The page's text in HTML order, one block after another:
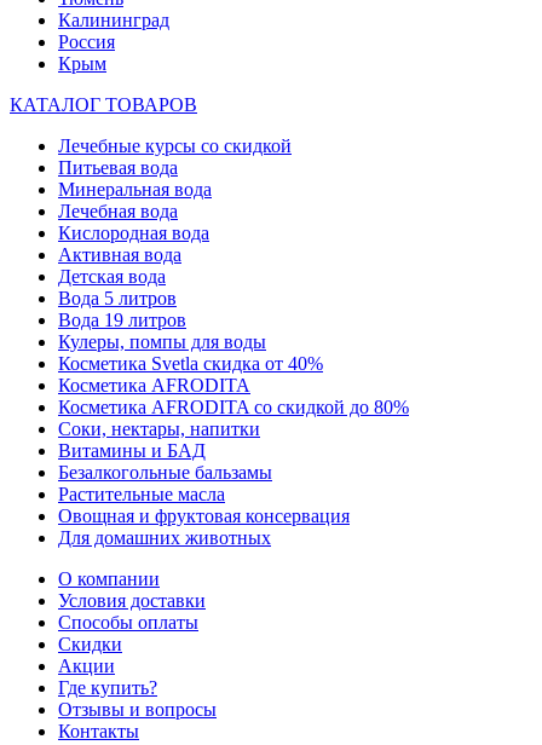
Калининград
Россия
Крым
КАТАЛОГ ТОВАРОВ
Лечебные курсы со скидкой
Питьевая вода
Минеральная вода
Лечебная вода
Кислородная вода
Активная вода
Детская вода
Вода 5 литров
Вода 19 литров
Кулеры, помпы для воды
Косметика Svetla скидка от 40%
Косметика AFRODITA
Косметика AFRODITA со скидкой до 80%
Соки, нектары, напитки
Витамины и БАД
Безалкогольные бальзамы
Растительные масла
Овощная и фруктовая консервация
Для домашних животных
О компании
Условия доставки
Способы оплаты
Скидки
Акции
Где купить?
Отзывы и вопросы
Контакты